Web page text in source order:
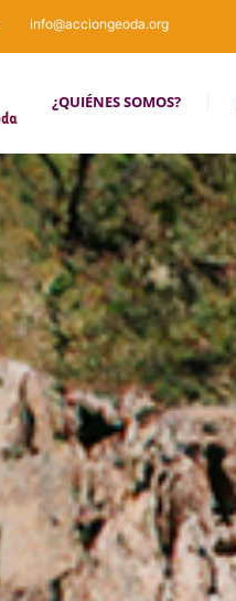
info@acciongeoda.org
¿QUIÉNES SOMOS?